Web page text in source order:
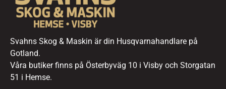
Svahns Skog & Maskin är din Husqvarnahandlare på
Gotland.
Våra butiker finns på Österbyväg 10 i Visby och Storgatan
51 i Hemse.